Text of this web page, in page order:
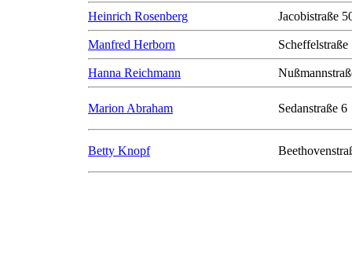
Heinrich Rosenberg Jacobistraße
Manfred Herborn Scheffelstraße
Hanna Reichmann
Marion Abraham Sedanstraße 6
Betty Knopf